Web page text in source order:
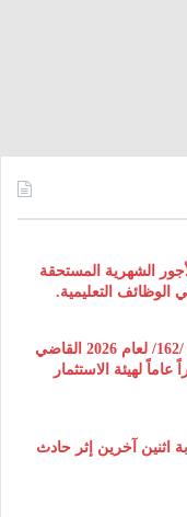
الشهرية المستحقة
التعليمية.
الرئيس “أحمد الشرع” يصدر المرسوم رقم /162/ لعام 2026 ‌القاضي
لهيئة ‌الاستثمار
اثنين آخرين إثر حادث